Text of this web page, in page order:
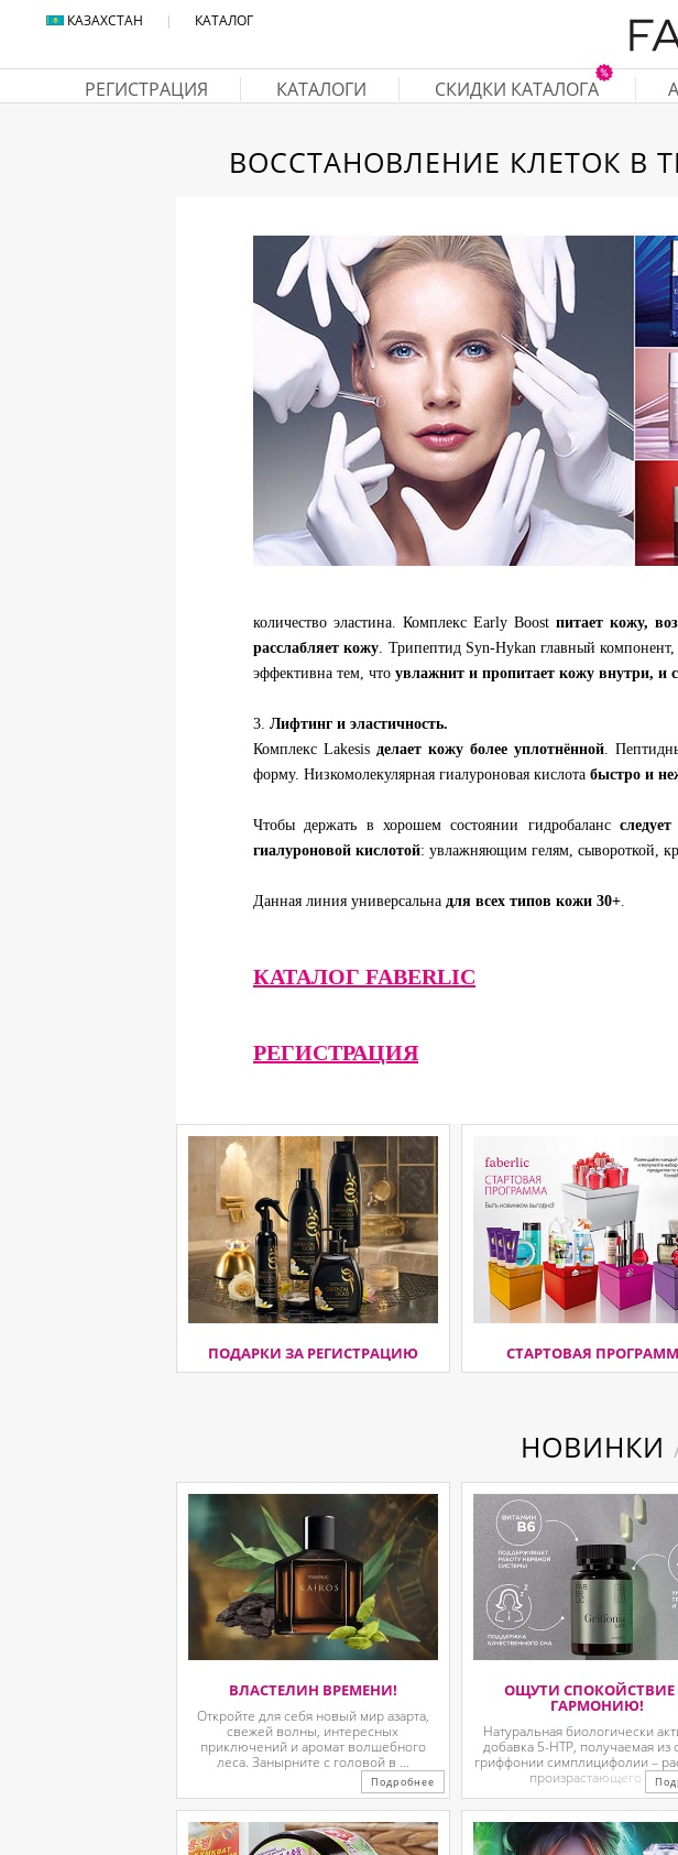
КАЗАХСТАН | КАТАЛОГ
РЕГИСТРАЦИЯ КАТАЛОГИ СКИДКИ КАТАЛОГА
ВОССТАНОВЛЕНИЕ КЛЕТОК В
количество эластина. Комплекс Early Boost питает кожу,
расслабляет кожу. Трипептид Syn-Hykan главный
эффективна тем, что увлажнит и пропитает кожу внутри, и
3. Лифтинг и эластичность.
Комплекс Lakesisделает кожу более уплотнённой.
форму. Низкомолекулярная гиалуроновая кислота быстро и
Чтобы держать в хорошем состоянии гидробаланс
гиалуроновой кислотой: увлажняющим гелям, сывороткой,
Данная линия универсальна для всех типов кожи 30+.
КАТАЛОГ FABERLIC
РЕГИСТРАЦИЯ
ПОДАРКИ ЗА РЕГИСТРАЦИЮ СТАРТОВАЯ
НОВИНКИ
ВЛАСТЕЛИН ВРЕМЕНИ!
Откройте для себя новый мир азарта,
свежей волны, интересных
приключений и аромат волшебного
леса. Занырните с головой в ...
Подробнее
ОЩУТИ СПОКОЙСТВИЕ
ГАРМОНИЮ!
Натуральная биологически
добавка 5-HTP, получаемая из
гриффонии симплицифолии –
произрастающего в ...